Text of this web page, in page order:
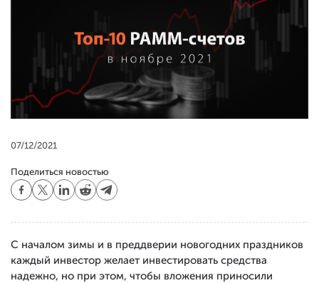
07/12/2021
Поделиться новостью
С началом зимы и в преддверии новогодних праздников
каждый инвестор желает инвестировать средства
надежно, но при этом, чтобы вложения приносили